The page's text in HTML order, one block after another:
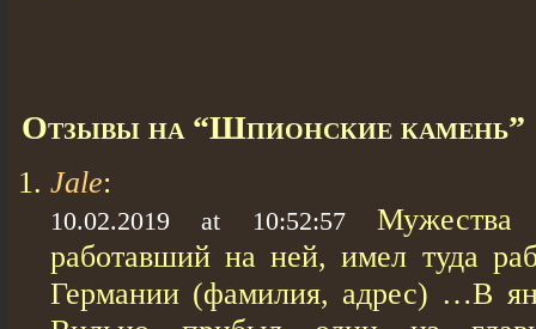
Отзывы на “Шпионские камень”
Jale:
10.02.2019 at 10:52:57
работавший на ней, имел туда
Германии (фамилия, адрес) …В